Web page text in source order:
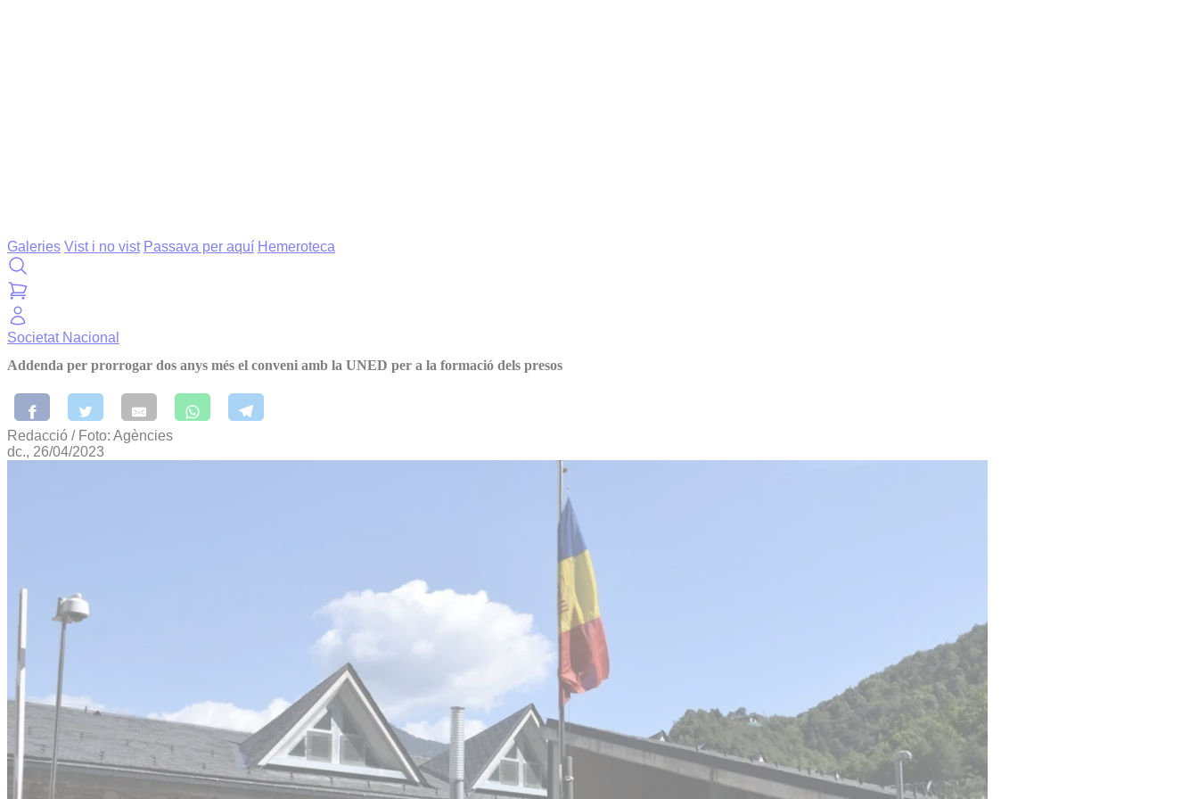
Galeries Vist i no vist Passava per aquí Hemeroteca
Societat Nacional
Addenda per prorrogar dos anys més el conveni amb la UNED per a la formació dels presos
Redacció / Foto: Agències
dc., 26/04/2023